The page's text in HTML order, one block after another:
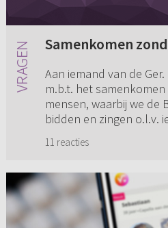
Samenkomen
Aan iemand van de
m.b.t. het
mensen, waarbij we de
bidden en zingen o.l.v.
11 reacties